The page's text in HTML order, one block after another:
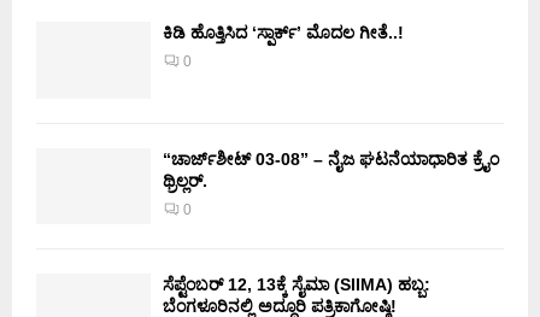
ಕಿಡಿ‌‌ ಹೊತ್ತಿಸಿದ ‘ಸ್ಪಾರ್ಕ್’ ಮೊದಲ‌ ಗೀತೆ..!
0
“ಚಾರ್ಜ್‌ಶೀಟ್ 03-08” – ನೈಜ ಘಟನೆಯಾಧಾರಿತ ಕ್ರೈಂ
ಥ್ರಿಲ್ಲರ್.
0
ಸೆಪ್ಟೆಂಬರ್ 12, 13ಕ್ಕೆ ಸೈಮಾ (SIIMA) ಹಬ್ಬ:
ಬೆಂಗಳೂರಿನಲ್ಲಿ ಅದ್ಧೂರಿ ಪತ್ರಿಕಾಗೋಷ್ಠಿ!